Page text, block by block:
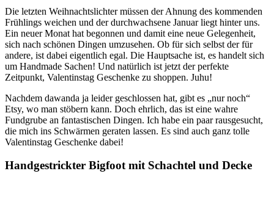
Valentinstag
Geschenke
&
mehr!
Die letzten Weihnachtslichter müssen der Ahnung des kommenden
Frühlings weichen und der durchwachsene Januar liegt hinter uns.
Ein neuer Monat hat begonnen und damit eine neue Gelegenheit,
sich nach schönen Dingen umzusehen. Ob für sich selbst der für
andere, ist dabei eigentlich egal. Die Hauptsache ist, es handelt sich
um Handmade Sachen! Und natürlich ist jetzt der perfekte
Zeitpunkt, Valentinstag Geschenke zu shoppen. Juhu!
Nachdem dawanda ja leider geschlossen hat, gibt es „nur noch“
Etsy, wo man stöbern kann. Doch ehrlich, das ist eine wahre
Fundgrube an fantastischen Dingen. Ich habe ein paar rausgesucht,
die mich ins Schwärmen geraten lassen. Es sind auch ganz tolle
Valentinstag Geschenke dabei!
Handgestrickter Bigfoot mit Schachtel und Decke